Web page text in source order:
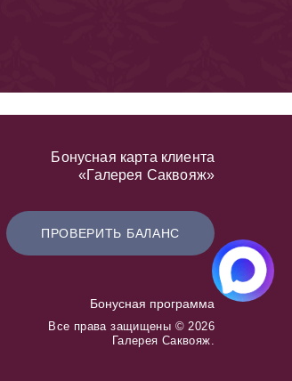
Бонусная карта клиента
«Галерея Саквояж»
ПРОВЕРИТЬ БАЛАНС
Бонусная программа
Все права защищены © 2026
Галерея Саквояж.